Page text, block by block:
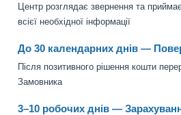
Центр розглядає звернення та
всієї необхідної інформації
До 30 календарних днів —
Після позитивного рішення кошти
Замовника
3–10 робочих днів —